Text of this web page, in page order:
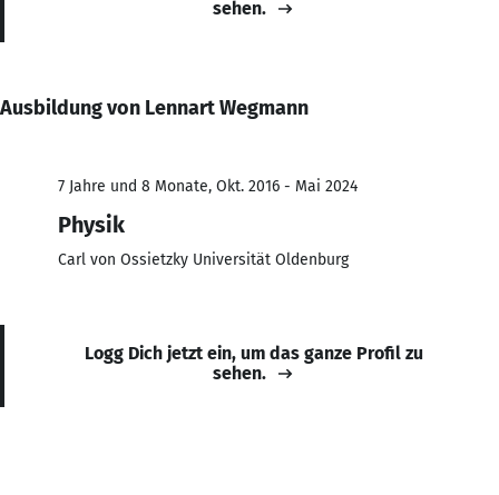
sehen.
Ausbildung von Lennart Wegmann
7 Jahre und 8 Monate, Okt. 2016 - Mai 2024
Physik
Carl von Ossietzky Universität Oldenburg
Logg Dich jetzt ein, um das ganze Profil zu
sehen.